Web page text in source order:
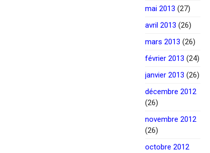
mai 2013 (27)
avril 2013 (26)
mars 2013 (26)
février 2013 (24)
janvier 2013 (26)
décembre 2012
(26)
novembre 2012
(26)
octobre 2012